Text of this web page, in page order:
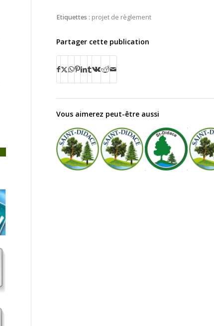
Etiquettes : projet de règlement
Partager cette publication
Vous aimerez peut-être aussi